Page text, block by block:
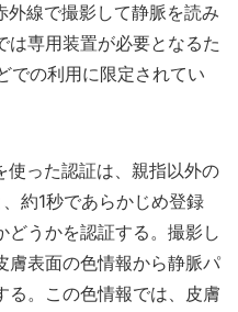
線で撮影して静脈を読み
は専用装置が必要となるた
での利用に限定されてい
った認証は、親指以外の
約1秒であらかじめ登録
どうかを認証する。撮影し
膚表面の色情報から静脈パ
る。この色情報では、皮膚